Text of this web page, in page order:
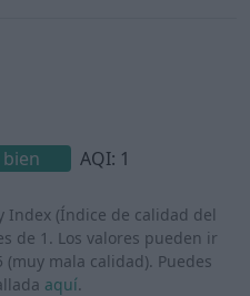
AQI: 1
Index (Índice de calidad del
de 1. Los valores pueden ir
mala calidad). Puedes
aquí.